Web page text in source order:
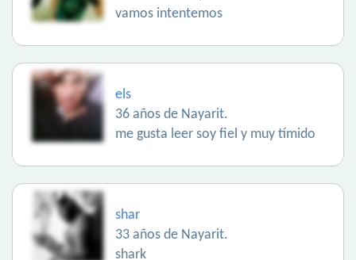
vamos intentemos
els
36 años de Nayarit.
me gusta leer soy fiel y muy tímido
shar
33 años de Nayarit.
shark